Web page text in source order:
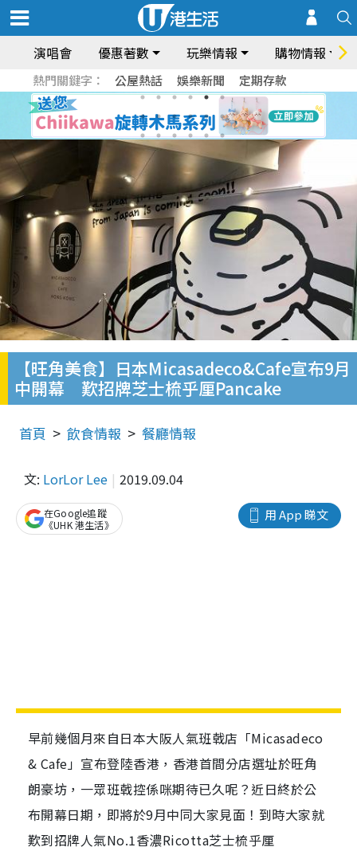
演唱會 優惠著數 玩樂情報 購物情報
熱門關鍵字： 公屋熱話 娛樂新聞 定期存款
【旺角美食】日本Micasadeco&Cafe宣布9月
中開幕 歎招牌芝士梳乎厘Pancake
首頁 飲食情報 餐廳情報
文: LorLor Lee 2019.09.04
用 App 睇文
在Google追蹤
《UHK 港生活》
早前幾個月來自日本大阪人氣班戟店「Micasadeco
& Cafe」宣布登陸香港，香港首間分店選址於旺角
朗豪坊，一眾班戟控係咪期待已久呢？近日終於公
布開幕日期，即將於9月中同大家見面！到時大家就
歎到招牌人氣No.1香濃Ricotta芝士梳乎厘